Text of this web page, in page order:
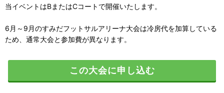
当イベントはBまたはCコートで開催いたします。
6月～9月のすみだフットサルアリーナ大会は冷房代を加算している
ため、通常大会と参加費が異なります。
この大会に申し込む